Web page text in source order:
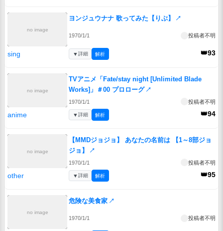
no image
ヨンジュウナナ 歌ってみた【りぶ】 ↗
1970/1/1 投稿者不明
sing 👑93
▼詳細 解析
no image
TVアニメ「Fate/stay night [Unlimited Blade
Works]」＃00 プロローグ ↗
1970/1/1 投稿者不明
anime 👑94
▼詳細 解析
no image
【MMDジョジョ】 あなたの名前は 【1～8部ジョ
ジョ】
↗
1970/1/1 投稿者不明
other 👑95
▼詳細 解析
no image
危険な美食家 ↗
1970/1/1 投稿者不明